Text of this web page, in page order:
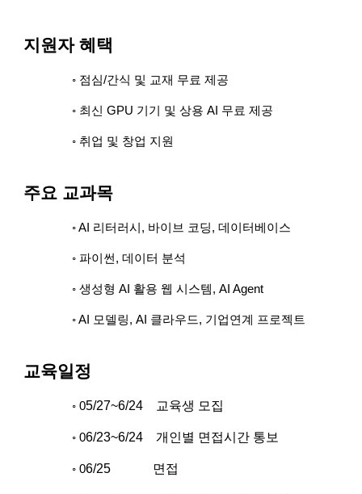
지원자 혜택
◦ 점심/간식 및 교재 무료 제공
◦ 최신 GPU 기기 및 상용 AI 무료 제공
◦ 취업 및 창업 지원
주요 교과목
◦ AI 리터러시, 바이브 코딩, 데이터베이스
◦ 파이썬, 데이터 분석
◦ 생성형 AI 활용 웹 시스템, AI Agent
◦ AI 모델링, AI 클라우드, 기업연계 프로젝트
교육일정
◦ 05/27~6/24 교육생 모집
◦ 06/23~6/24 개인별 면접시간 통보
◦ 06/25 면접